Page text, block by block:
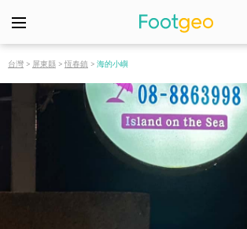
台灣 > 屏東縣 > 恆春鎮 > 海的小嶼